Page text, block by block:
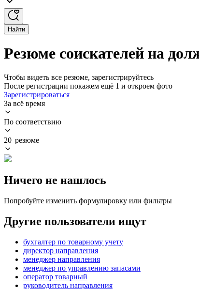
Найти
Резюме соискателей на
Чтобы видеть все резюме, зарегистрируйтесь
После регистрации покажем ещё 1 и откроем фото
Зарегистрироваться
За всё время
По соответствию
20 резюме
Ничего не нашлось
Попробуйте изменить формулировку или фильтры
Другие пользователи ищут
бухгалтер по товарному учету
директор направления
менеджер направления
менеджер по управлению запасами
оператор товарный
руководитель направления